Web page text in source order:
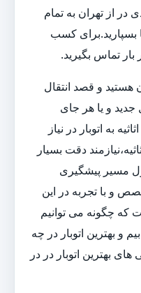
از تهران به تمام
بسپارید.برای کسب
بار تماس بگیرید.
هستید و قصد انتقال
جدید و یا هر جای
به اتوبار در نیاز
دقت بسیار
مسیر پیشگیری
و با تجربه در این
که چگونه می توانیم
و بهترین اتوبار در چه
بهترین اتوبار در در